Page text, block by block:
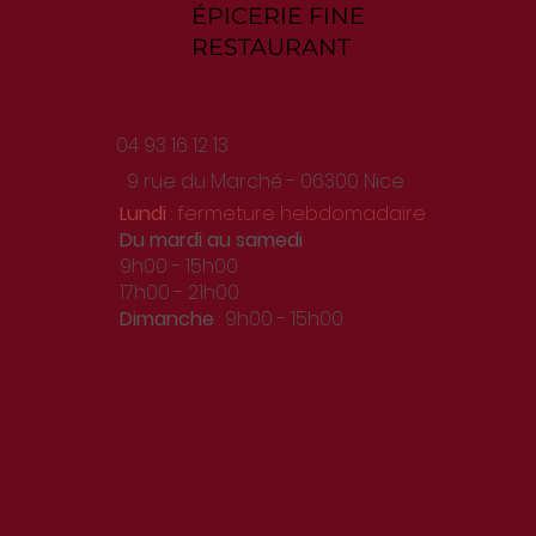
ÉPICERIE FINE
RESTAURANT
9 rue du Marché - 06300 Nice
04 93 16 12 13
Lundi : fermeture hebdomadaire
Du mardi au samedi :
9h00 - 15h00
17h00 - 21h00
Dimanche : 9h00 - 15h00